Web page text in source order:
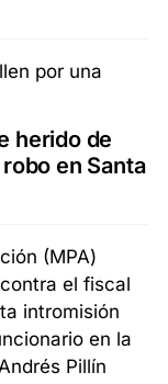
herido de
en Santa